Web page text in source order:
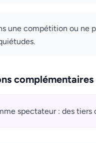
une compétition ou ne
complémentaires
spectateur : des